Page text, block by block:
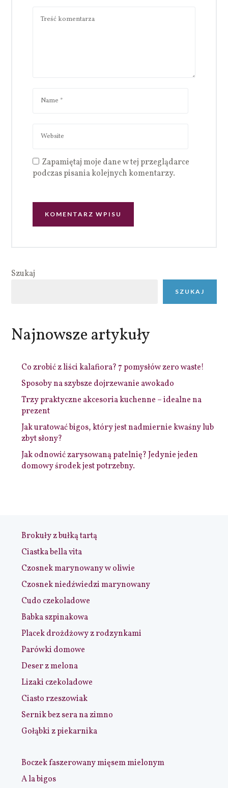
Zapamiętaj moje dane w tej przeglądarce
podczas pisania kolejnych komentarzy.
Szukaj
SZUKAJ
Najnowsze artykuły
Co zrobić z liści kalafiora? 7 pomysłów zero waste!
Sposoby na szybsze dojrzewanie awokado
Trzy praktyczne akcesoria kuchenne – idealne na
prezent
Jak uratować bigos, który jest nadmiernie kwaśny lub
zbyt słony?
Jak odnowić zarysowaną patelnię? Jedynie jeden
domowy środek jest potrzebny.
Brokuły z bułką tartą
Ciastka bella vita
Czosnek marynowany w oliwie
Czosnek niedźwiedzi marynowany
Cudo czekoladowe
Babka szpinakowa
Placek drożdżowy z rodzynkami
Parówki domowe
Deser z melona
Lizaki czekoladowe
Ciasto rzeszowiak
Sernik bez sera na zimno
Gołąbki z piekarnika
Boczek faszerowany mięsem mielonym
A la bigos